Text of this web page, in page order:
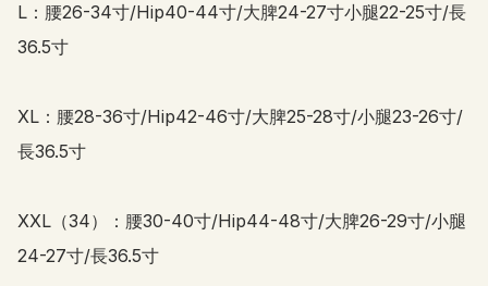
L：腰26-34寸/Hip40-44寸/大脾24-27寸小腿22-25寸/長
36.5寸
XL：腰28-36寸/Hip42-46寸/大脾25-28寸/小腿23-26寸/
長36.5寸
XXL（34）：腰30-40寸/Hip44-48寸/大脾26-29寸/小腿
24-27寸/長36.5寸